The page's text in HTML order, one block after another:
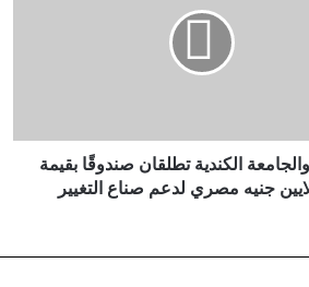
Bokra والجامعة الكندية تطلقان صندوقًا بقيمة